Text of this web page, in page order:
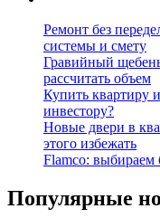
Ремонт без
системы и смету
Гравийный
рассчитать объем
Купить квартиру
инвестору?
Новые двери в
этого избежать
Flamco: выбираем
Популярные